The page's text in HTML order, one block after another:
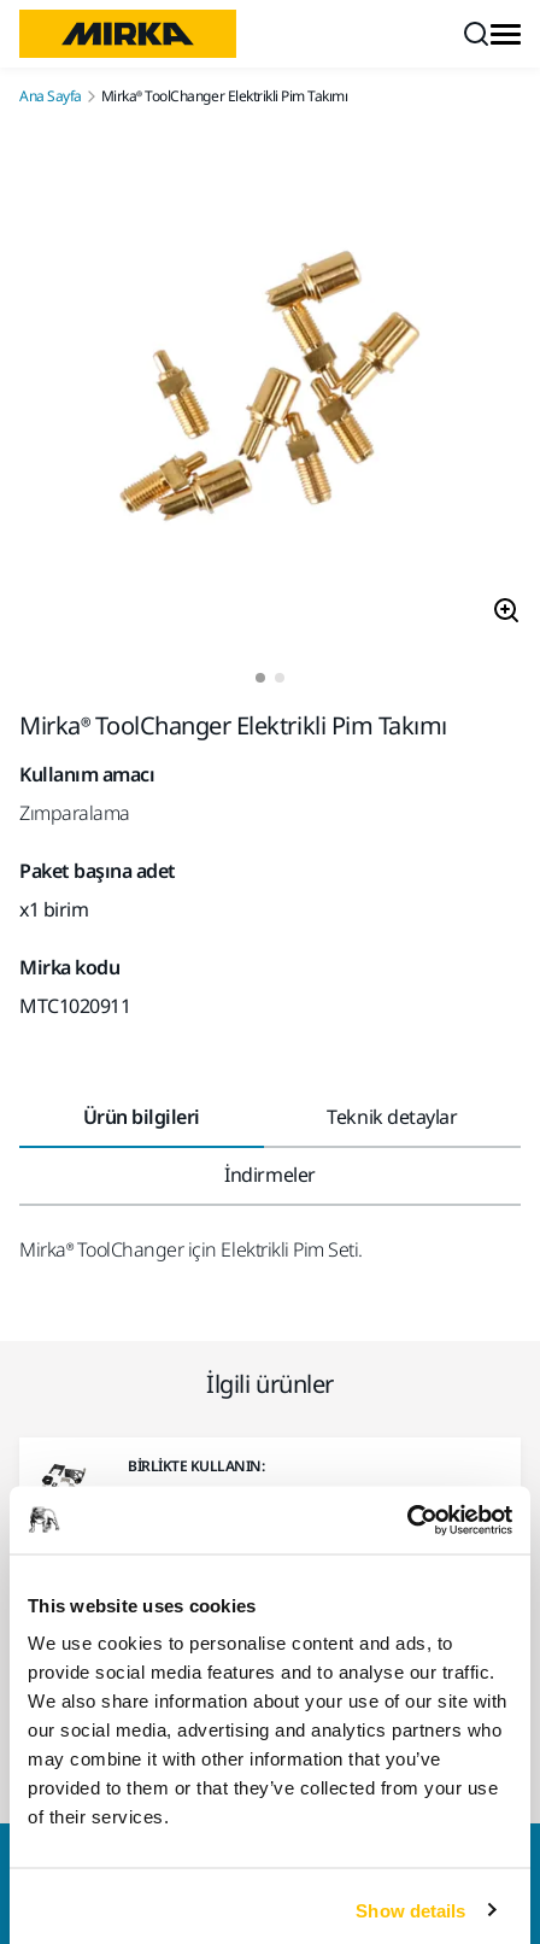
This website uses cookies
We use cookies to personalise content and ads, to
provide social media features and to analyse our traffic.
We also share information about your use of our site with
our social media, advertising and analytics partners who
may combine it with other information that you’ve
provided to them or that they’ve collected from your use
of their services.
Show details
Ana Sayfa Mirka® ToolChanger Elektrikli Pim Takımı
Mirka® ToolChanger Elektrikli Pim Takımı
Kullanım amacı
Zımparalama
Paket başına adet
x1 birim
Mirka kodu
MTC1020911
Ürün bilgileri Teknik detaylar
İndirmeler
Mirka® ToolChanger için Elektrikli Pim Seti.
İlgili ürünler
BIRLIKTE KULLANIN:
Mirka Tool Changeri Alt Montajı
BIRLIKTE KULLANIN:
Mirka Tool Changeri Alt Montajı
(Takım tarafı)
ToolChanger için Alt Montaj Kiti
Daha fazla bilgi edinmek ister misiniz? Lütfen bizimle